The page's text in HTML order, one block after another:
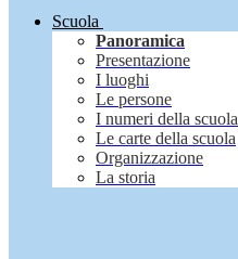
Scuola
Panoramica
Presentazione
I luoghi
Le persone
I numeri della scuola
Le carte della scuola
Organizzazione
La storia